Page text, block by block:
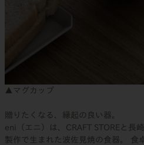
▲マグカップ
贈りたくなる、縁起の良い器。
eni（エニ）は、CRAFT STOREと長
製作で生まれた波佐見焼の食器。 食